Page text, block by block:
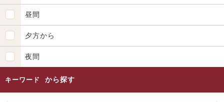
昼間
夕方から
夜間
キーワード から探す